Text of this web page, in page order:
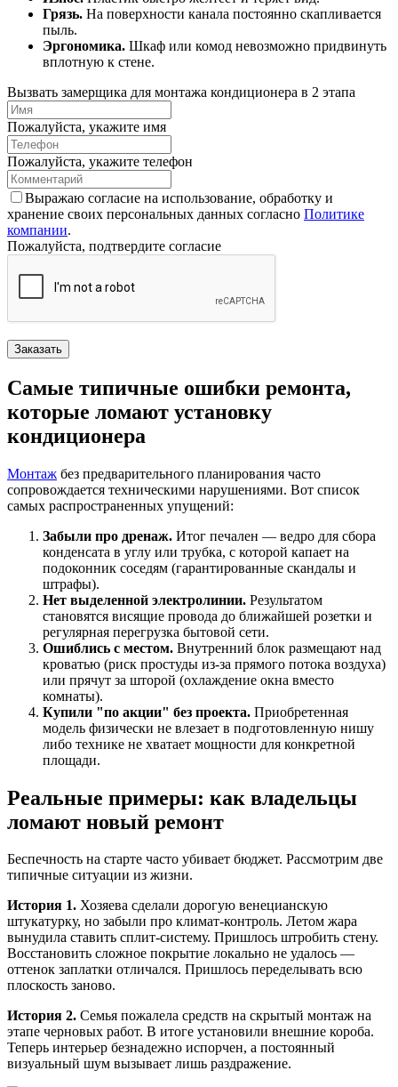
Грязь. На поверхности канала постоянно скапливается
пыль.
Эргономика. Шкаф или комод невозможно придвинуть
вплотную к стене.
Вызвать замерщика для монтажа кондиционера в 2 этапа
Пожалуйста, укажите имя
Пожалуйста, укажите телефон
Выражаю согласие на использование, обработку и
хранение своих персональных данных согласно Политике
компании.
Пожалуйста, подтвердите согласие
Заказать
Самые типичные ошибки ремонта,
которые ломают установку
кондиционера
Монтаж без предварительного планирования часто
сопровождается техническими нарушениями. Вот список
самых распространенных упущений:
Забыли про дренаж. Итог печален — ведро для сбора
конденсата в углу или трубка, с которой капает на
подоконник соседям (гарантированные скандалы и
штрафы).
Нет выделенной электролинии. Результатом
становятся висящие провода до ближайшей розетки и
регулярная перегрузка бытовой сети.
Ошиблись с местом. Внутренний блок размещают над
кроватью (риск простуды из-за прямого потока воздуха)
или прячут за шторой (охлаждение окна вместо
комнаты).
Купили "по акции" без проекта. Приобретенная
модель физически не влезает в подготовленную нишу
либо технике не хватает мощности для конкретной
площади.
Реальные примеры: как владельцы
ломают новый ремонт
Беспечность на старте часто убивает бюджет. Рассмотрим две
типичные ситуации из жизни.
История 1. Хозяева сделали дорогую венецианскую
штукатурку, но забыли про климат-контроль. Летом жара
вынудила ставить сплит-систему. Пришлось штробить стену.
Восстановить сложное покрытие локально не удалось —
оттенок заплатки отличался. Пришлось переделывать всю
плоскость заново.
История 2. Семья пожалела средств на скрытый монтаж на
этапе черновых работ. В итоге установили внешние короба.
Теперь интерьер безнадежно испорчен, а постоянный
визуальный шум вызывает лишь раздражение.